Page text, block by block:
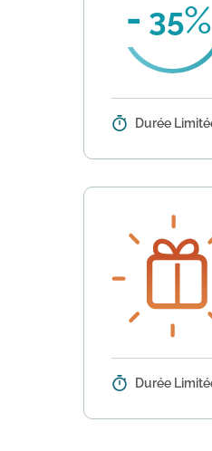
35
Détails : En
Durée
Détails :
Durée